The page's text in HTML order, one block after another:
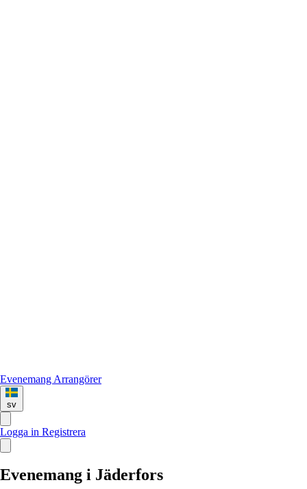
Evenemang Arrangörer
sv
Logga in Registrera
Evenemang i Jäderfors